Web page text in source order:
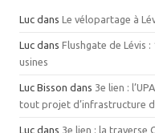
Luc dans Le vélopartage à
Luc dans Flushgate de Lévis
usines
Luc Bisson dans 3e lien :
tout projet d’infrastructure
Luc dans 3e lien : la traverse